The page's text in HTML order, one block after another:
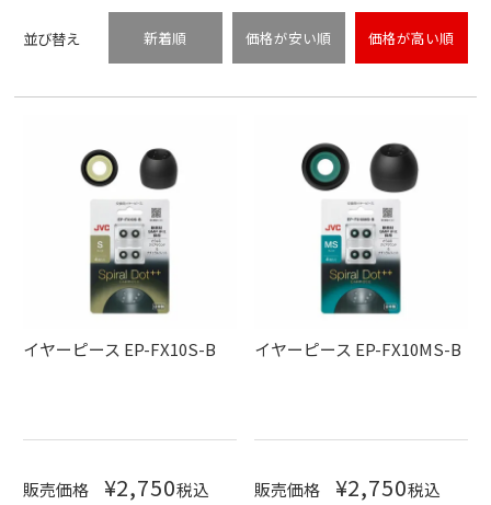
並び替え 新着順 価格が安い順 価格が高い順
イヤーピース EP-FX10S-B
販売価格 ¥2,750税込
イヤーピース EP-FX10MS-B
販売価格 ¥2,750税込